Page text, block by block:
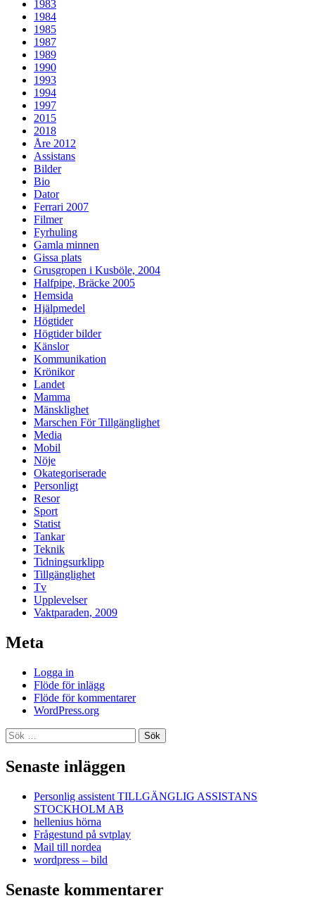
1983
1984
1985
1987
1989
1990
1993
1994
1997
2015
2018
Åre 2012
Assistans
Bilder
Bio
Dator
Ferrari 2007
Filmer
Fyrhuling
Gamla minnen
Gissa plats
Grusgropen i Kusböle, 2004
Halfpipe, Bräcke 2005
Hemsida
Hjälpmedel
Högtider
Högtider bilder
Känslor
Kommunikation
Krönikor
Landet
Mamma
Mänsklighet
Marschen För Tillgänglighet
Media
Mobil
Nöje
Okategoriserade
Personligt
Resor
Sport
Statist
Tankar
Teknik
Tidningsurklipp
Tillgänglighet
Tv
Upplevelser
Vaktparaden, 2009
Meta
Logga in
Flöde för inlägg
Flöde för kommentarer
WordPress.org
Sök
efter:
Senaste inläggen
Personlig assistent TILLGÄNGLIG ASSISTANS
STOCKHOLM AB
hellenius hörna
Frågestund på svtplay
Mail till nordea
wordpress – bild
Senaste kommentarer